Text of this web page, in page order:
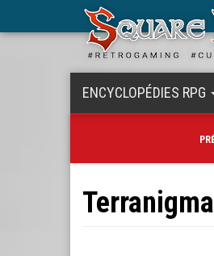
ENCYCLOPÉDIES RPG